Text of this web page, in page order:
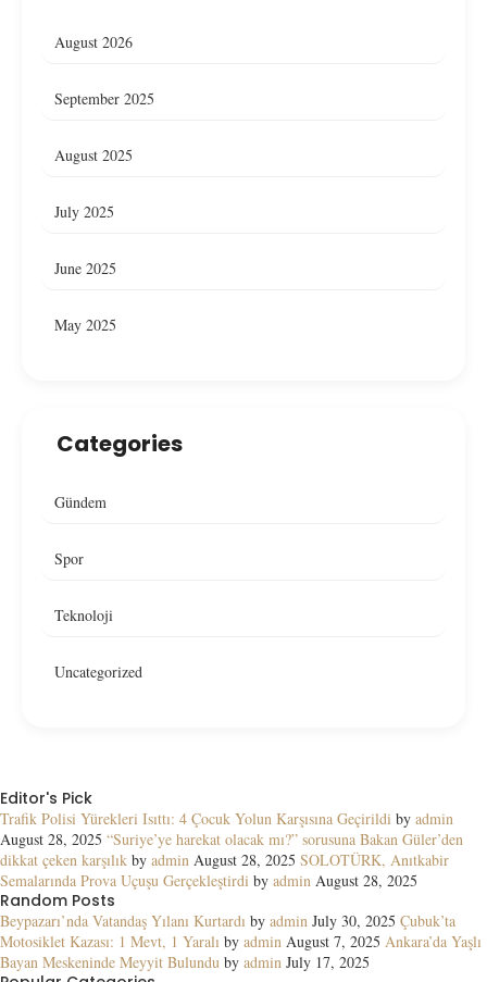
August 2026
September 2025
August 2025
July 2025
June 2025
May 2025
Categories
Gündem
Spor
Teknoloji
Uncategorized
Editor's Pick
Trafik Polisi Yürekleri Isıttı: 4 Çocuk Yolun Karşısına Geçirildi by admin
August 28, 2025 “Suriye’ye harekat olacak mı?” sorusuna Bakan Güler’den
dikkat çeken karşılık by admin August 28, 2025 SOLOTÜRK, Anıtkabir
Semalarında Prova Uçuşu Gerçekleştirdi by admin August 28, 2025
Random Posts
Beypazarı’nda Vatandaş Yılanı Kurtardı by admin July 30, 2025 Çubuk’ta
Motosiklet Kazası: 1 Mevt, 1 Yaralı by admin August 7, 2025 Ankara’da Yaşlı
Bayan Meskeninde Meyyit Bulundu by admin July 17, 2025